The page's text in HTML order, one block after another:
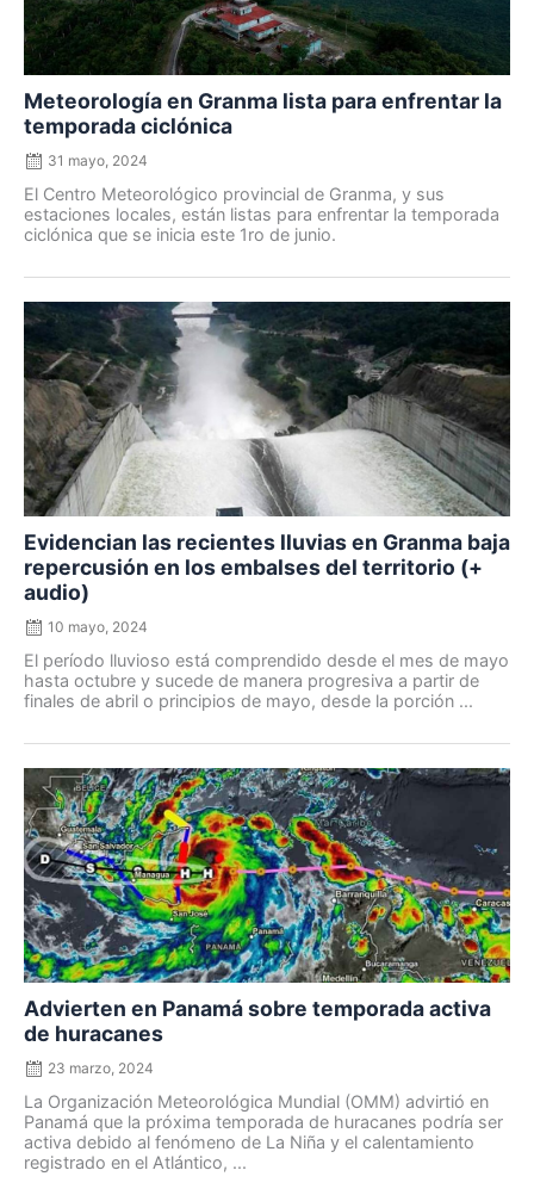
Meteorología en Granma lista para enfrentar la
temporada ciclónica
31 mayo, 2024
El Centro Meteorológico provincial de Granma, y sus
estaciones locales, están listas para enfrentar la temporada
ciclónica que se inicia este 1ro de junio.
Evidencian las recientes lluvias en Granma baja
repercusión en los embalses del territorio (+
audio)
Posted
10 mayo, 2024
El período lluvioso está comprendido desde el mes de mayo
hasta octubre y sucede de manera progresiva a partir de
finales de abril o principios de mayo, desde la porción ...
Advierten en Panamá sobre temporada activa
de huracanes
Posted
on
23 marzo, 2024
La Organización Meteorológica Mundial (OMM) advirtió en
Panamá que la próxima temporada de huracanes podría ser
activa debido al fenómeno de La Niña y el calentamiento
registrado en el Atlántico, ...